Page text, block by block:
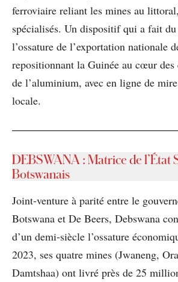
ferroviaire reliant les mines au
spécialisés. Un dispositif qui a fait
l’ossature de l’exportation nationale
repositionnant la Guinée au cœur des
de l’aluminium, avec en ligne de
locale.
DEBSWANA : Matrice de l’État
Botswanais
Joint-venture à parité entre le
Botswana et De Beers, Debswana
d’un demi-siècle l’ossature
2023, ses quatre mines (Jwaneng,
Damtshaa) ont livré près de 25